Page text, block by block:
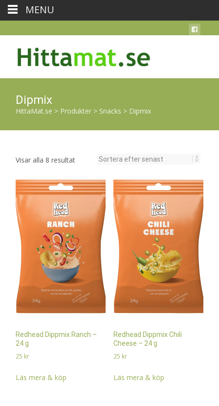
Dipmix
HittaMat.se > Produkter > Snacks > Dipmix
Visar alla 8 resultatSortera
senaste
Redhead Dippmix Ranch –
24 g
25 kr
Läs mera & köp
Redhead Dippmix Chili
Cheese – 24 g
25 kr
Läs mera & köp
MENU